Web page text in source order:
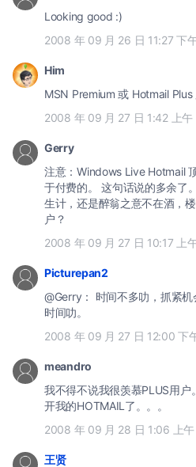
Looking good :)
2008 年 09 月 26 日 11:27 下
Him
MSN Premium 或 Hotmail
2008 年 09 月 27 日 1:42 上午
Gerry
注意：Windows Live Hotmail
于付费的。 这句话说的多余了。免费服务当然是要靠广告维持
生计，还是醉翁之意不在酒，
户？
2008 年 09 月 27 日 10:17 上
Picturepan2
@Gerry： 时间不多叻，抓紧
时间叻。
2008 年 09 月 27 日 12:00 下
meandro
我不得不说我很羡慕PLUS用户
开我的HOTMAIL了。。。
2008 年 09 月 28 日 1:06 上午
王贤